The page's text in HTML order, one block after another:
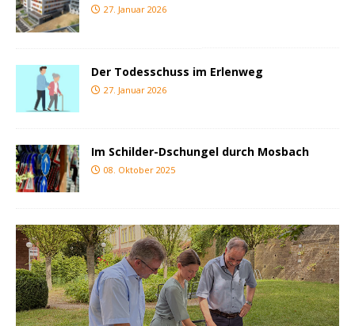
27. Januar 2026
Der Todesschuss im Erlenweg
27. Januar 2026
Im Schilder-Dschungel durch Mosbach
08. Oktober 2025